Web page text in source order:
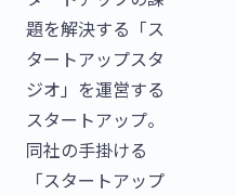
題を解決する「ス
タートアップスタ
ジオ」を運営する
スタートアップ。
同社の手掛ける
「スタートアップ